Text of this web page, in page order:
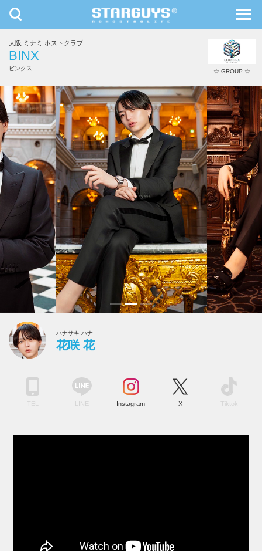
九州・沖縄 北海道・東北
toggle
navigation
大阪 ミナミ ホストクラブ
BINX
ビンクス ☆ GROUP ☆
花咲 花
ハナサキ ハナ
花咲 花
TEL LINE Instagram X Tiktok